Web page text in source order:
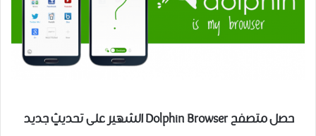
حصل متصفح Dolphin Browser الشهير على تحديثٍ جديد